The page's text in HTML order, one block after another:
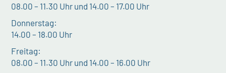
08.00 – 11.30 Uhr und 14.00 – 17.00 Uhr
Donnerstag:
14.00 – 18.00 Uhr
Freitag:
08.00 – 11.30 Uhr und 14.00 – 16.00 Uhr